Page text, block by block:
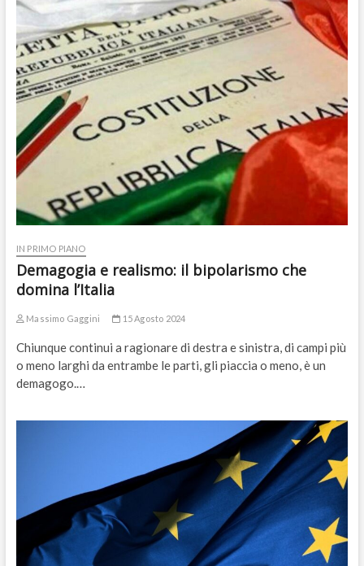
IN PRIMO PIANO
Demagogia e realismo: il bipolarismo che
domina l’Italia
Massimo Gaggini 15 Agosto 2024
Chiunque continui a ragionare di destra e sinistra, di campi più
o meno larghi da entrambe le parti, gli piaccia o meno, è un
demagogo.…